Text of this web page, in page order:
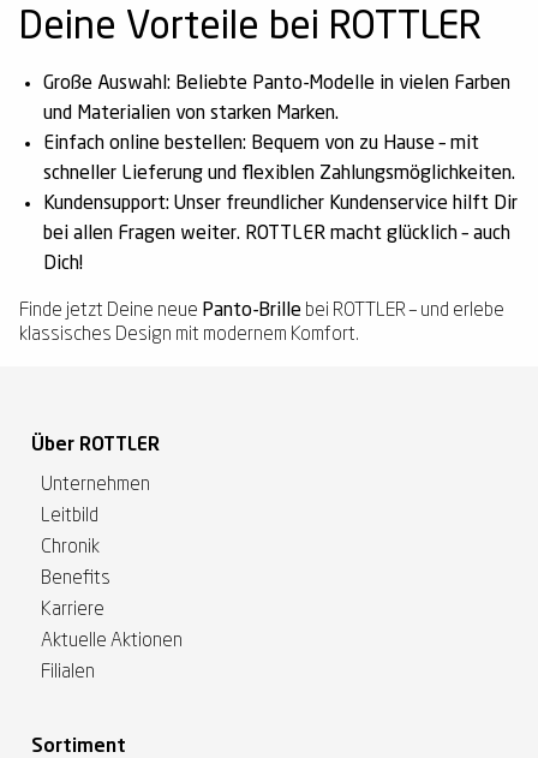
Deine Vorteile bei ROTTLER
Große Auswahl: Beliebte Panto-Modelle in vielen Farben
und Materialien von starken Marken.
Einfach online bestellen: Bequem von zu Hause – mit
schneller Lieferung und flexiblen Zahlungsmöglichkeiten.
Kundensupport: Unser freundlicher Kundenservice hilft Dir
bei allen Fragen weiter. ROTTLER macht glücklich – auch
Dich!
Finde jetzt Deine neue Panto-Brille bei ROTTLER – und erlebe
klassisches Design mit modernem Komfort.
Über ROTTLER
Unternehmen
Leitbild
Chronik
Benefits
Karriere
Aktuelle Aktionen
Filialen
Sortiment